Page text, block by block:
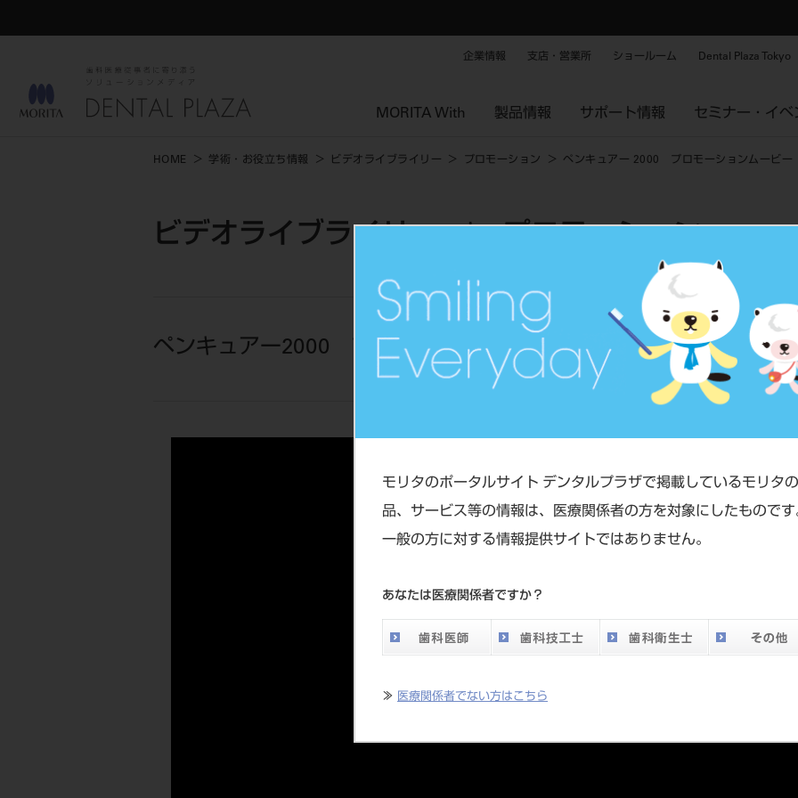
モリタのポータルサイト デンタルプラザで掲載しているモリタ
品、サービス等の情報は、医療関係者の方を対象にしたものです
一般の方に対する情報提供サイトではありません。
あなたは医療関係者ですか？
≫ 医療関係者でない方はこちら
企業情報 支店・営業所 ショールーム Dental Plaza Tokyo
MORITA With 製品情報 サポート情報 セミナー・イベ
HOME 学術・お役立ち情報 ビデオライブライリー プロモーション ペンキュアー 2000 プロモーションムービー
ビデオライブライリー | プロモーション
ペンキュアー2000 プロモーションムービー